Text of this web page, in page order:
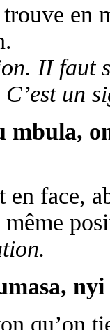
en
II faut
un
mbula,
face,
qu’on